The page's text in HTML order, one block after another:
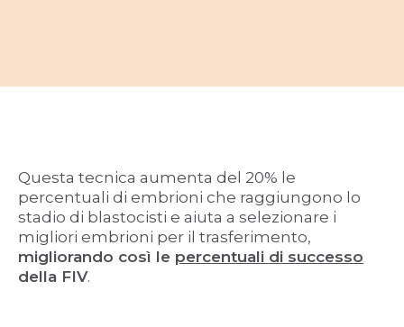
Questa tecnica aumenta del 20% le
percentuali di embrioni che raggiungono lo
stadio di blastocisti e aiuta a selezionare i
migliori embrioni per il trasferimento,
migliorando così le percentuali di successo
della FIV.